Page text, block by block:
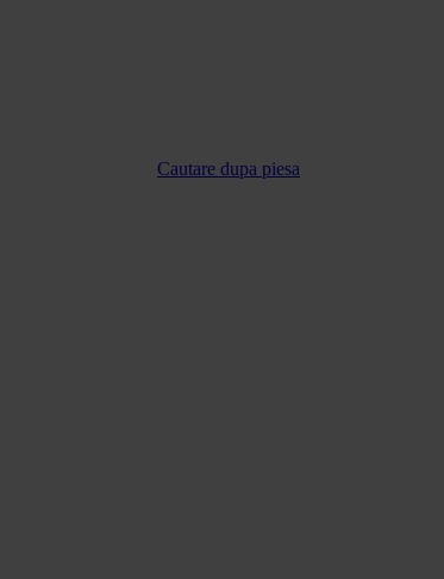
Cautare dupa piesa